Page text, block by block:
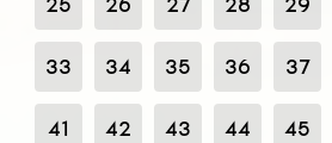
33 34 35 36 37
41 42 43 44 45